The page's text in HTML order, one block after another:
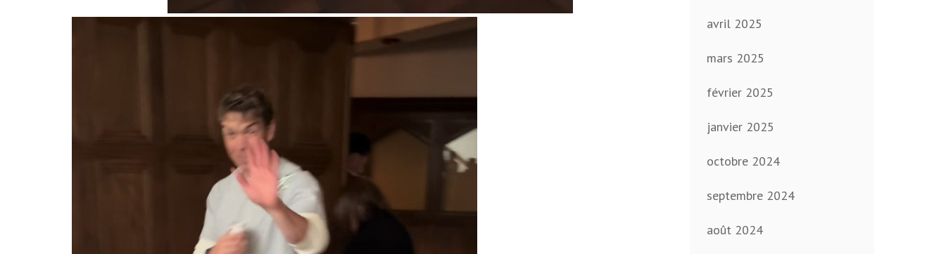
avril 2025
mars 2025
février 2025
janvier 2025
octobre 2024
septembre 2024
août 2024